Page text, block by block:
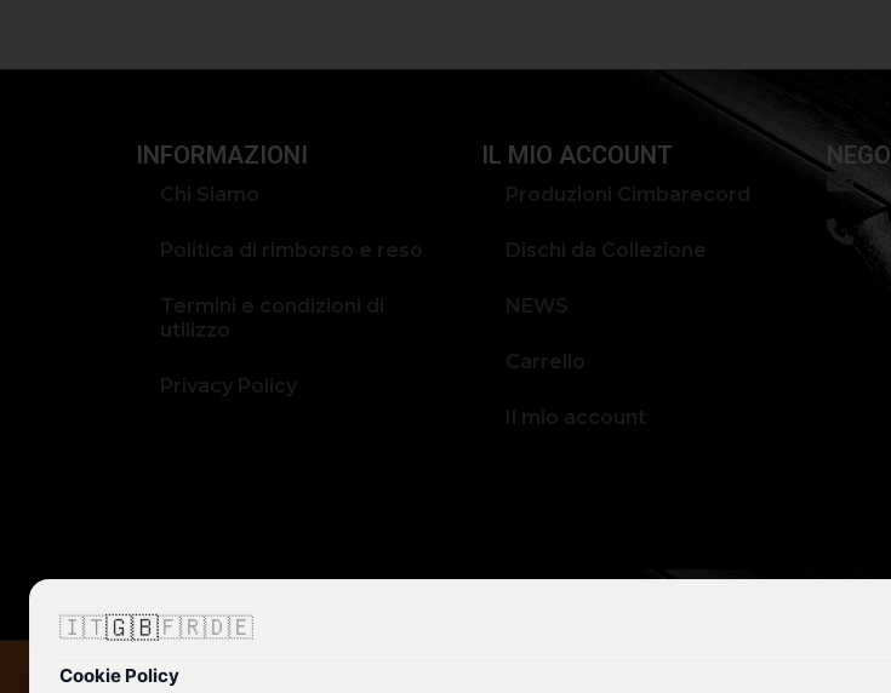
INFORMAZIONI
Chi Siamo
Politica di rimborso e reso
Termini e condizioni di
utilizzo
Privacy Policy
IL MIO ACCOUNT
Produzioni Cimbarecord
Dischi da Collezione
NEWS
Carrello
Il mio account
© 2026 Cimbarecord di Alessandro Galassi
🇮🇹🇬🇧🇫🇷🇩🇪
Cookie Policy